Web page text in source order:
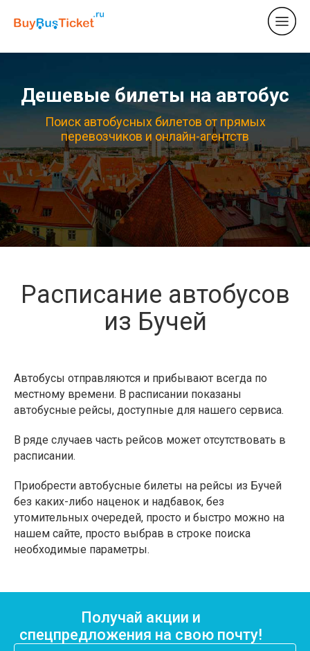
Дешевые билеты на автобус
Поиск автобусных билетов от прямых
перевозчиков и онлайн-агентств
Расписание автобусов
из Бучей
Автобусы отправляются и прибывают всегда по
местному времени. В расписании показаны
автобусные рейсы, доступные для нашего сервиса.
В ряде случаев часть рейсов может отсутствовать в
расписании.
Приобрести автобусные билеты на рейсы из Бучей
без каких-либо наценок и надбавок, без
утомительных очередей, просто и быстро можно на
нашем сайте, просто выбрав в строке поиска
необходимые параметры.
Получай акции и
спецпредложения на свою почту!